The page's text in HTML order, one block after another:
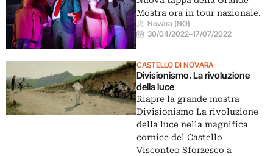
Mostra ora in tour nazionale.
Novara (NO)
30/04/2022–17/07/2022
CASTELLO DI NOVARA
Divisionismo. La rivoluzione
della luce
Riapre la grande mostra
Divisionismo La rivoluzione
della luce nella magnifica
cornice del Castello
Visconteo Sforzesco a